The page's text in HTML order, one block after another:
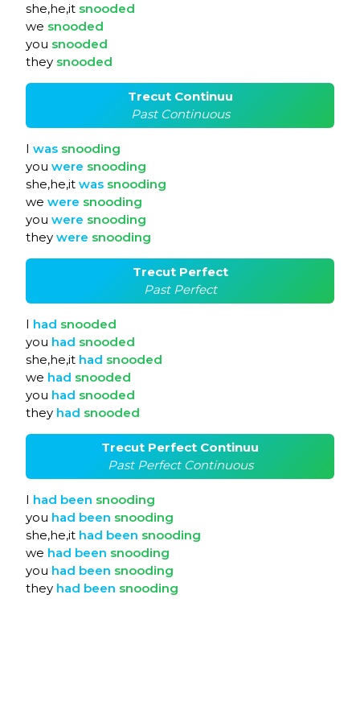
she,he,it snooded
we snooded
you snooded
they snooded
Trecut Continuu
Past Continuous
I was snooding
you were snooding
she,he,it was snooding
we were snooding
you were snooding
they were snooding
Trecut Perfect
Past Perfect
I had snooded
you had snooded
she,he,it had snooded
we had snooded
you had snooded
they had snooded
Trecut Perfect Continuu
Past Perfect Continuous
I had been snooding
you had been snooding
she,he,it had been snooding
we had been snooding
you had been snooding
they had been snooding